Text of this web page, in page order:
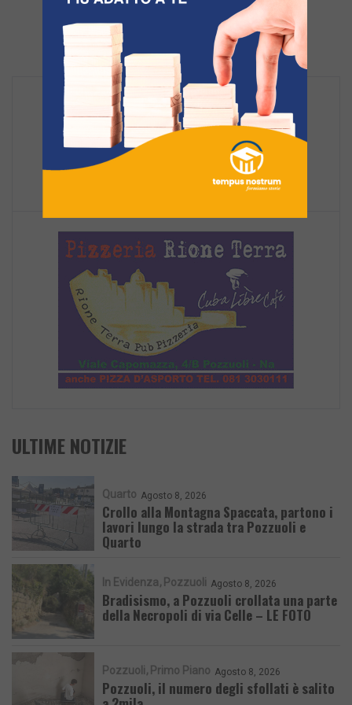
ULTIME NOTIZIE
Quarto Agosto 8, 2026
Crollo alla Montagna Spaccata, partono i
lavori lungo la strada tra Pozzuoli e
Quarto
In Evidenza Pozzuoli Agosto 8, 2026
Bradisismo, a Pozzuoli crollata una parte
della Necropoli di via Celle – LE FOTO
Pozzuoli Primo Piano Agosto 8, 2026
Pozzuoli, il numero degli sfollati è salito